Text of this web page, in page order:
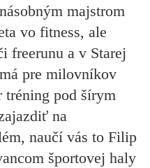
majstrom
vo fitness, ale
freerunu a v Starej
pre milovníkov
tréning pod šírym
na
naučí vás to Filip
športovej haly